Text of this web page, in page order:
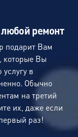
ремонт
подарит Вам
которые Вы
в
Обычно
на третий
их, даже если
раз!